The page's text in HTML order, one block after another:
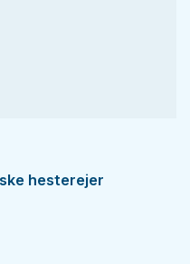
hesterejer